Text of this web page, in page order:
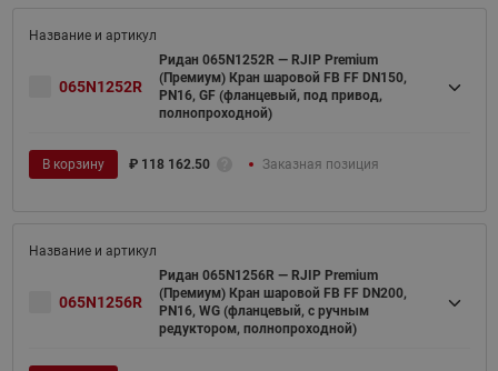
065N1252R
Ридан 065N1252R — RJIP Premium
(Премиум) Кран шаровой FB FF DN150,
PN16, GF (фланцевый, под привод,
полнопроходной)
В корзину ₽ 118 162.50 Заказная позиция
065N1256R
Ридан 065N1256R — RJIP Premium
(Премиум) Кран шаровой FB FF DN200,
PN16, WG (фланцевый, с ручным
редуктором, полнопроходной)